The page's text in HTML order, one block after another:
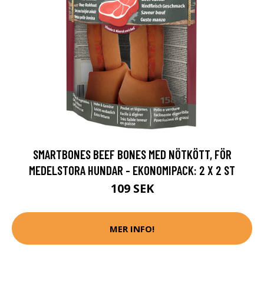
SMARTBONES BEEF BONES MED NÖTKÖTT, FÖR
MEDELSTORA HUNDAR - EKONOMIPACK: 2 X 2 ST
109 SEK
MER INFO!